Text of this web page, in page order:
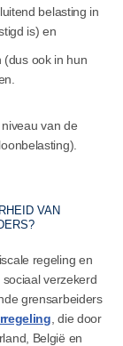
belasting in
is) en
(dus ook in hun
van de
VAN
regeling en
verzekerd
grensarbeiders
, die door
België en